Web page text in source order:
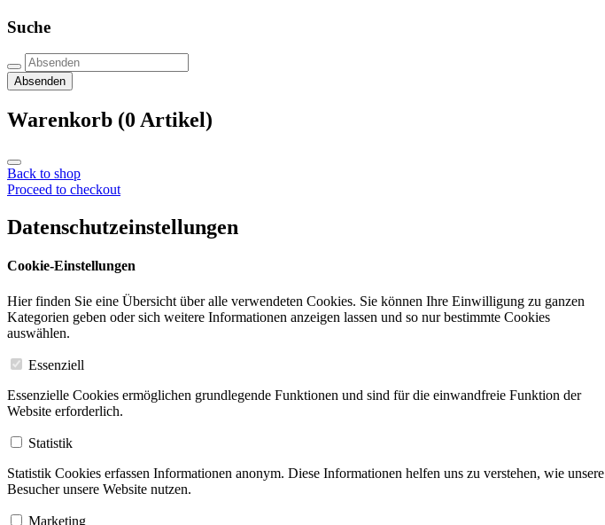
Suche
Absenden
Warenkorb (0 Artikel)
Back to shop
Proceed to checkout
Datenschutzeinstellungen
Cookie-Einstellungen
Hier finden Sie eine Übersicht über alle verwendeten Cookies. Sie können Ihre Einwilligung zu ganzen
Kategorien geben oder sich weitere Informationen anzeigen lassen und so nur bestimmte Cookies
auswählen.
Essenziell
Essenzielle Cookies ermöglichen grundlegende Funktionen und sind für die einwandfreie Funktion der
Website erforderlich.
Statistik
Statistik Cookies erfassen Informationen anonym. Diese Informationen helfen uns zu verstehen, wie unsere
Besucher unsere Website nutzen.
Marketing